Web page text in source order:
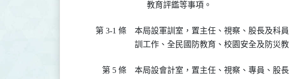
      教育評鑑等事項。
第 3-1 條
本局設軍訓室，置主任、視察、股長及科
訓工作、全民國防教育、校園安全及防災
第 5 條
本局設會計室，置主任、視察、專員、股